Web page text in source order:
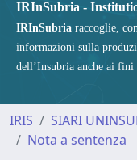
IRInSubria -
IRInSubria raccoglie,
informazioni sulla
dell’Insubria anche ai
IRIS SIARI
Nota a sentenza